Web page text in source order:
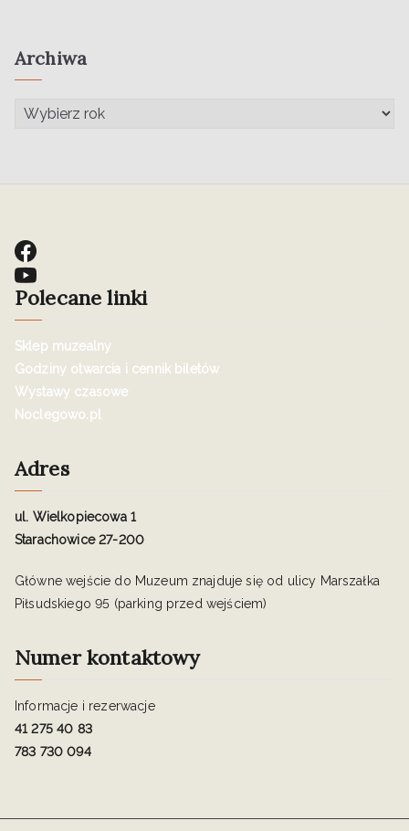
Archiwa
Polecane linki
Sklep muzealny
Godziny otwarcia i cennik biletów
Wystawy czasowe
Noclegowo.pl
Adres
ul. Wielkopiecowa 1
Starachowice 27-200
Główne wejście do Muzeum znajduje się od ulicy Marszałka
Piłsudskiego 95 (parking przed wejściem)
Numer kontaktowy
Informacje i rezerwacje
41 275 40 83
783 730 094